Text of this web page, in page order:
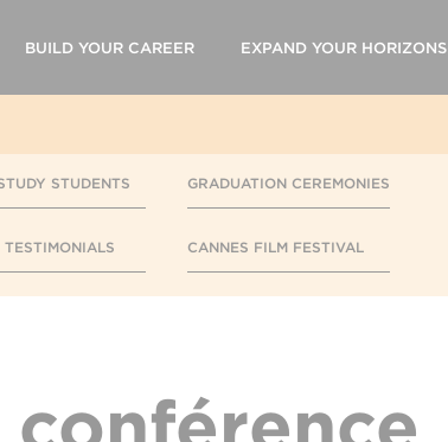
BUILD YOUR CAREER EXPAND YOUR HORIZONS
STUDENTS GRADUATION CEREMONIES
CANNES FILM FESTIVAL